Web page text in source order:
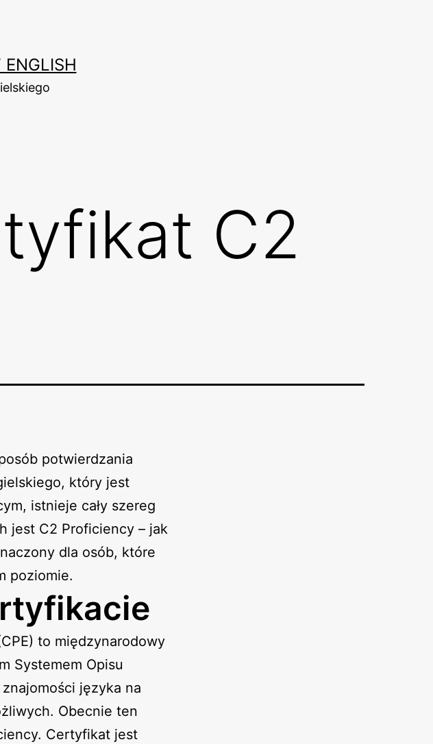
ENGLISH
C2
potwierdzania
który jest
istnieje cały szereg
jest C2 Proficiency – jak
dla osób, które
poziomie.
to międzynarodowy
Systemem Opisu
języka na
Obecnie ten
Certyfikat jest